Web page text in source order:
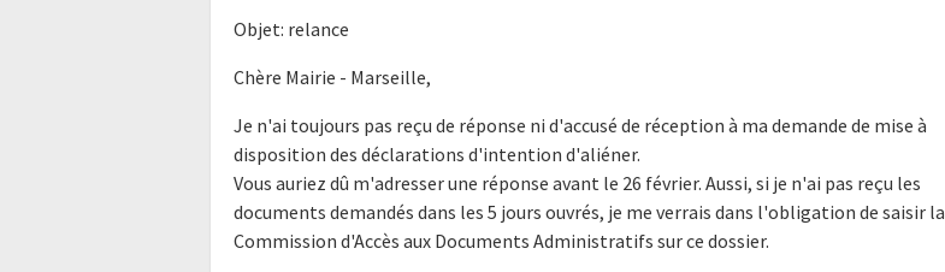
Objet: relance
Chère Mairie - Marseille,
Je n'ai toujours pas reçu de réponse ni d'accusé de réception à ma demande de mise à
disposition des déclarations d'intention d'aliéner.
Vous auriez dû m'adresser une réponse avant le 26 février. Aussi, si je n'ai pas reçu les
documents demandés dans les 5 jours ouvrés, je me verrais dans l'obligation de saisir la
Commission d'Accès aux Documents Administratifs sur ce dossier.